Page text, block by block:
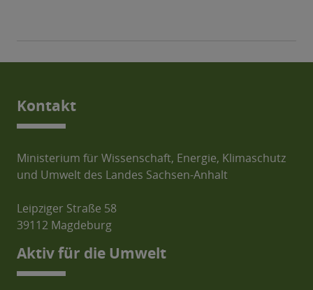
Kontakt
Ministerium für Wissenschaft, Energie, Klimaschutz
und Umwelt des Landes Sachsen-Anhalt
Leipziger Straße 58
39112 Magdeburg
Aktiv für die Umwelt